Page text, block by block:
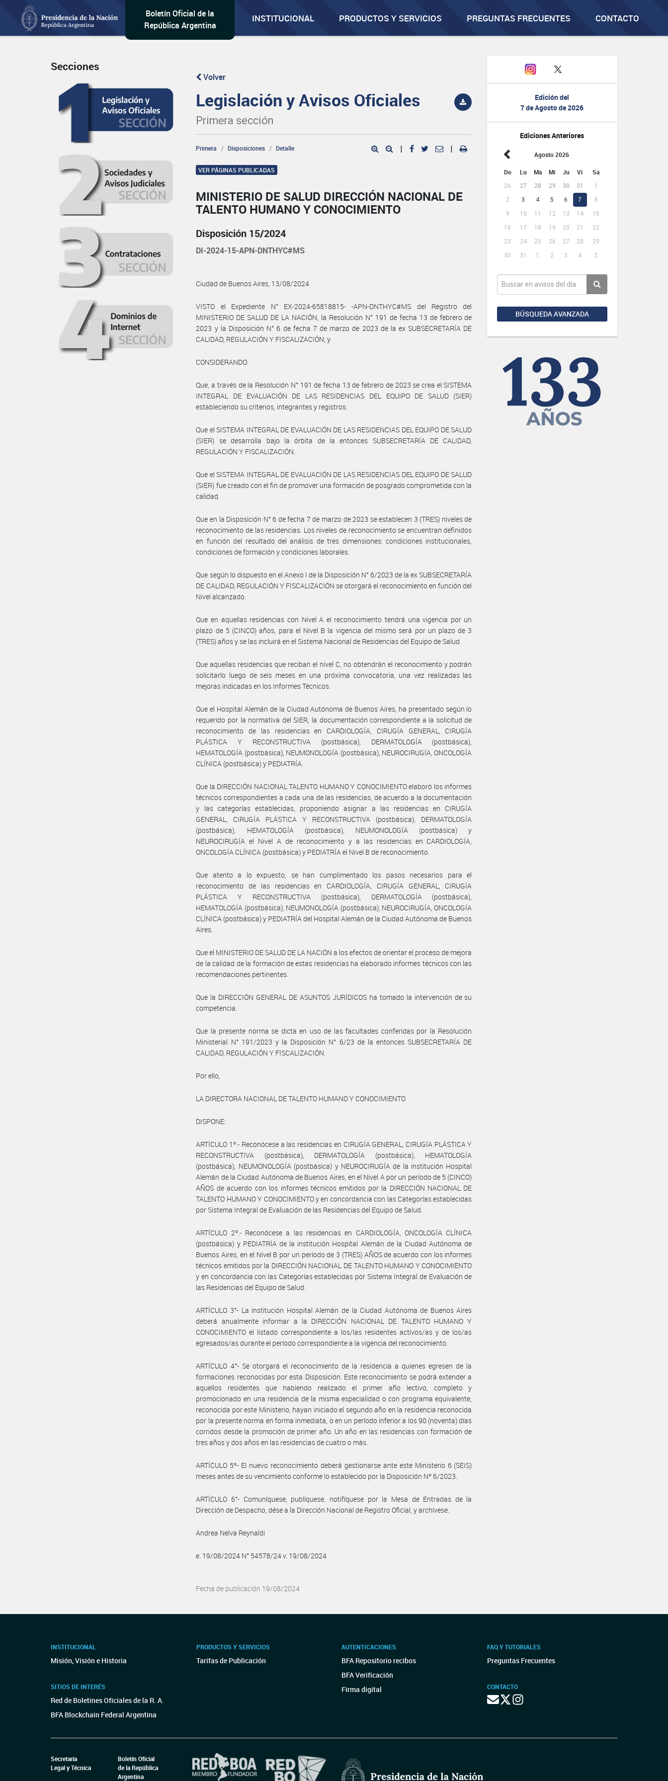
Boletín Oficial de la
República Argentina
INSTITUCIONAL PRODUCTOS Y SERVICIOS PREGUNTAS FRECUENTES CONTACTO
Edición del
7 de Agosto de 2026
Ediciones Anteriores
Agosto 2026
Do Lu Ma Mi Ju Vi Sa
26 27 28 29 30 31
1
2
3 4 5 6 7
8
9
10 11 12 13 14
15
16
17 18 19 20 21
22
23
24 25 26 27 28
29
30
31 1 2 3 4 5
BÚSQUEDA AVANZADA
Secciones
Volver
Legislación y Avisos Oficiales
Primera sección
Primera Disposiciones Detalle | |
VER PÁGINAS PUBLICADAS
MINISTERIO DE SALUD DIRECCIÓN NACIONAL DE
TALENTO HUMANO Y CONOCIMIENTO
Disposición 15/2024
DI-2024-15-APN-DNTHYC#MS
Ciudad de Buenos Aires, 13/08/2024
VISTO el Expediente N° EX-2024-65818815- -APN-DNTHYC#MS del Registro del
MINISTERIO DE SALUD DE LA NACIÓN, la Resolución N° 191 de fecha 13 de febrero de
2023 y la Disposición N° 6 de fecha 7 de marzo de 2023 de la ex SUBSECRETARÍA DE
CALIDAD, REGULACIÓN Y FISCALIZACIÓN; y
CONSIDERANDO:
Que, a través de la Resolución N° 191 de fecha 13 de febrero de 2023 se crea el SISTEMA
INTEGRAL DE EVALUACIÓN DE LAS RESIDENCIAS DEL EQUIPO DE SALUD (SIER)
estableciendo su criterios, integrantes y registros.
Que el SISTEMA INTEGRAL DE EVALUACIÓN DE LAS RESIDENCIAS DEL EQUIPO DE SALUD
(SIER) se desarrolla bajo la órbita de la entonces SUBSECRETARÍA DE CALIDAD,
REGULACIÓN Y FISCALIZACIÓN.
Que el SISTEMA INTEGRAL DE EVALUACIÓN DE LAS RESIDENCIAS DEL EQUIPO DE SALUD
(SIER) fue creado con el fin de promover una formación de posgrado comprometida con la
calidad.
Que en la Disposición N° 6 de fecha 7 de marzo de 2023 se establecen 3 (TRES) niveles de
reconocimiento de las residencias. Los niveles de reconocimiento se encuentran definidos
en función del resultado del análisis de tres dimensiones: condiciones institucionales,
condiciones de formación y condiciones laborales.
Que según lo dispuesto en el Anexo I de la Disposición N° 6/2023 de la ex SUBSECRETARÍA
DE CALIDAD, REGULACIÓN Y FISCALIZACIÓN se otorgará el reconocimiento en función del
Nivel alcanzado.
Que en aquellas residencias con Nivel A el reconocimiento tendrá una vigencia por un
plazo de 5 (CINCO) años, para el Nivel B la vigencia del mismo será por un plazo de 3
(TRES) años y se las incluirá en el Sistema Nacional de Residencias del Equipo de Salud.
Que aquellas residencias que reciban el nivel C, no obtendrán el reconocimiento y podrán
solicitarlo luego de seis meses en una próxima convocatoria, una vez realizadas las
mejoras indicadas en los Informes Técnicos.
Que el Hospital Alemán de la Ciudad Autónoma de Buenos Aires, ha presentado según lo
requerido por la normativa del SIER, la documentación correspondiente a la solicitud de
reconocimiento de las residencias en CARDIOLOGÍA, CIRUGÍA GENERAL, CIRUGÍA
PLÁSTICA Y RECONSTRUCTIVA (postbásica), DERMATOLOGÍA (postbásica),
HEMATOLOGÍA (postbásica), NEUMONOLOGÍA (postbásica), NEUROCIRUGÍA, ONCOLOGÍA
CLÍNICA (postbásica) y PEDIATRÍA.
Que la DIRECCIÓN NACIONAL TALENTO HUMANO Y CONOCIMIENTO elaboró los informes
técnicos correspondientes a cada una de las residencias, de acuerdo a la documentación
y las categorías establecidas, proponiendo asignar a las residencias en CIRUGÍA
GENERAL, CIRUGÍA PLÁSTICA Y RECONSTRUCTIVA (postbásica), DERMATOLOGÍA
(postbásica), HEMATOLOGÍA (postbásica), NEUMONOLOGÍA (postbásica) y
NEUROCIRUGÍA el Nivel A de reconocimiento y a las residencias en CARDIOLOGÍA,
ONCOLOGÍA CLÍNICA (postbásica) y PEDIATRÍA el Nivel B de reconocimiento.
Que atento a lo expuesto, se han cumplimentado los pasos necesarios para el
reconocimiento de las residencias en CARDIOLOGÍA, CIRUGÍA GENERAL, CIRUGÍA
PLÁSTICA Y RECONSTRUCTIVA (postbásica), DERMATOLOGÍA (postbásica),
HEMATOLOGÍA (postbásica), NEUMONOLOGÍA (postbásica), NEUROCIRUGÍA, ONCOLOGÍA
CLÍNICA (postbásica) y PEDIATRÍA del Hospital Alemán de la Ciudad Autónoma de Buenos
Aires.
Que el MINISTERIO DE SALUD DE LA NACIÓN a los efectos de orientar el proceso de mejora
de la calidad de la formación de estas residencias ha elaborado informes técnicos con las
recomendaciones pertinentes.
Que la DIRECCIÓN GENERAL DE ASUNTOS JURÍDICOS ha tomado la intervención de su
competencia.
Que la presente norma se dicta en uso de las facultades conferidas por la Resolución
Ministerial N° 191/2023 y la Disposición N° 6/23 de la entonces SUBSECRETARÍA DE
CALIDAD, REGULACIÓN Y FISCALIZACIÓN.
Por ello,
LA DIRECTORA NACIONAL DE TALENTO HUMANO Y CONOCIMIENTO
DISPONE:
ARTÍCULO 1º.- Reconócese a las residencias en CIRUGÍA GENERAL, CIRUGÍA PLÁSTICA Y
RECONSTRUCTIVA (postbásica), DERMATOLOGÍA (postbásica), HEMATOLOGÍA
(postbásica), NEUMONOLOGÍA (postbásica) y NEUROCIRUGÍA de la institución Hospital
Alemán de la Ciudad Autónoma de Buenos Aires, en el Nivel A por un período de 5 (CINCO)
AÑOS de acuerdo con los informes técnicos emitidos por la DIRECCIÓN NACIONAL DE
TALENTO HUMANO Y CONOCIMIENTO y en concordancia con las Categorías establecidas
por Sistema Integral de Evaluación de las Residencias del Equipo de Salud.
ARTÍCULO 2º.- Reconócese a las residencias en CARDIOLOGÍA, ONCOLOGÍA CLÍNICA
(postbásica) y PEDIATRÍA de la institución Hospital Alemán de la Ciudad Autónoma de
Buenos Aires, en el Nivel B por un período de 3 (TRES) AÑOS de acuerdo con los informes
técnicos emitidos por la DIRECCIÓN NACIONAL DE TALENTO HUMANO Y CONOCIMIENTO
y en concordancia con las Categorías establecidas por Sistema Integral de Evaluación de
las Residencias del Equipo de Salud.
ARTÍCULO 3°- La institución Hospital Alemán de la Ciudad Autónoma de Buenos Aires
deberá anualmente informar a la DIRECCIÓN NACIONAL DE TALENTO HUMANO Y
CONOCIMIENTO el listado correspondiente a los/las residentes activos/as y de los/as
egresados/as durante el período correspondiente a la vigencia del reconocimiento.
ARTÍCULO 4°- Se otorgará el reconocimiento de la residencia a quienes egresen de la
formaciones reconocidas por esta Disposición. Este reconocimiento se podrá extender a
aquellos residentes que habiendo realizado el primer año lectivo, completo y
promocionado en una residencia de la misma especialidad o con programa equivalente,
reconocida por este Ministerio, hayan iniciado el segundo año en la residencia reconocida
por la presente norma en forma inmediata, o en un período inferior a los 90 (noventa) días
corridos desde la promoción de primer año. Un año en las residencias con formación de
tres años y dos años en las residencias de cuatro o más.
ARTÍCULO 5º- El nuevo reconocimiento deberá gestionarse ante este Ministerio 6 (SEIS)
meses antes de su vencimiento conforme lo establecido por la Disposición Nº 6/2023.
ARTÍCULO 6°- Comuníquese, publíquese, notifíquese por la Mesa de Entradas de la
Dirección de Despacho, dése a la Dirección Nacional de Registro Oficial, y archívese.
Andrea Nelva Reynaldi
e. 19/08/2024 N° 54578/24 v. 19/08/2024
Fecha de publicación 19/08/2024
INSTITUCIONAL
Misión, Visión e Historia
SITIOS DE INTERÉS
Red de Boletines Oficiales de la R. A.
BFA Blockchain Federal Argentina
PRODUCTOS Y SERVICIOS
Tarifas de Publicación
AUTENTICACIONES
BFA Repositorio recibos
BFA Verificación
Firma digital
FAQ Y TUTORIALES
Preguntas Frecuentes
CONTACTO
Secretaría
Legal y Técnica
Boletín Oficial
de la República
Argentina